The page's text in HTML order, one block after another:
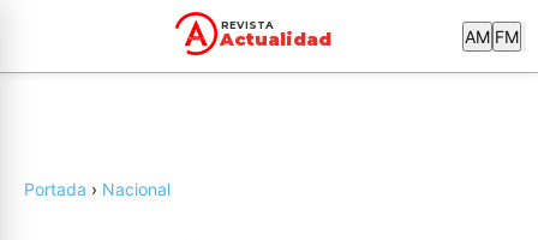
REVISTA
Actualidad AM FM
NACIONAL ACTUALIDAD
Portada › Nacional